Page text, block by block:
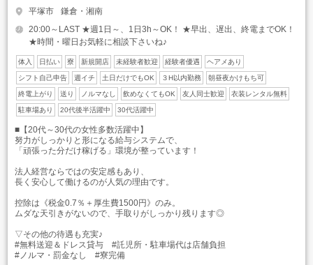
平塚市
鎌倉・湘南
20:00～LAST ★週1日～、1日3h～OK！ ★早出、遅出、終電までOK！
★時間・曜日お気軽に相談下さいね♪
体入 日払い 寮 新規開店 未経験者歓迎 経験者優遇 ヘアメあり
シフト自己申告 週イチ 土日だけでもOK ３H以内勤務 朝昼夜かけもち可
終電上がり 送り ノルマなし 飲めなくてもOK 友人同士歓迎 衣装レンタル無料
駐車場あり 20代後半活躍中 30代活躍中
■【20代～30代の女性多数活躍中】
努力がしっかりと形になる給与システムで、
「頑張った分だけ稼げる」環境が整っています！
法人経営ならではの安定感もあり、
長く安心して働けるのが人気の理由です。
控除は《税金0.7％＋厚生費1500円》のみ。
ムダな天引きがないので、手取りがしっかり残ります◎
▽その他の待遇も充実♪
#無料送迎＆ドレス貸与 #託児所・駐車場代は店舗負担
#ノルマ・罰金なし #寮完備